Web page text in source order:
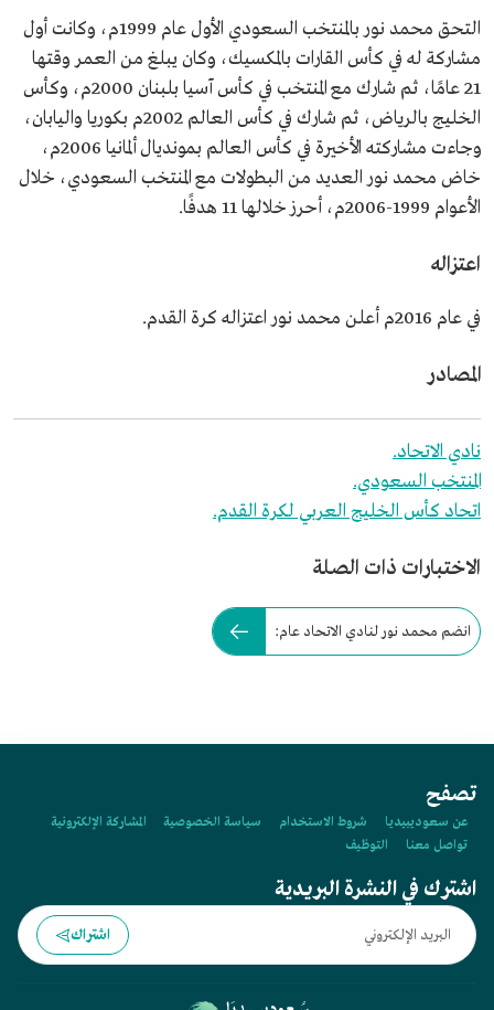
التحق محمد نور بالمنتخب السعودي الأول عام 1999م، وكانت أول
مشاركة له في كأس القارات بالمكسيك، وكان يبلغ من العمر وقتها
21 عامًا، ثم شارك مع المنتخب في كأس آسيا بلبنان 2000م، وكأس
الخليج بالرياض، ثم شارك في كأس العالم 2002م بكوريا واليابان،
وجاءت مشاركته الأخيرة في كأس العالم بمونديال ألمانيا 2006م،
خاض محمد نور العديد من البطولات مع المنتخب السعودي، خلال
الأعوام 1999-2006م، أحرز خلالها 11 هدفًا.
اعتزاله
في عام 2016م أعلن محمد نور اعتزاله كرة القدم.
المصادر
نادي الاتحاد.
المنتخب السعودي.
اتحاد كأس الخليج العربي لكرة القدم.
الاختبارات ذات الصلة
انضم محمد نور لنادي الاتحاد عام:
تصفح
عن سعوديبيديا شروط الاستخدام سياسة الخصوصية
المشاركة الإلكترونية
تواصل معنا
التوظيف
اشترك في النشرة البريدية
اشتراك